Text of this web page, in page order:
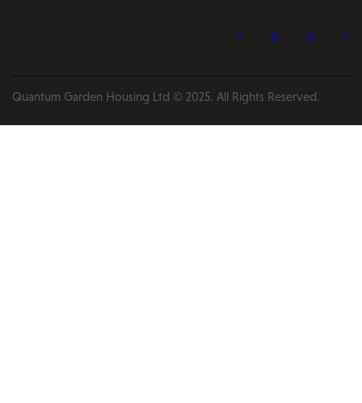
Quantum Garden Housing Ltd © 2025. All Rights Reserved.